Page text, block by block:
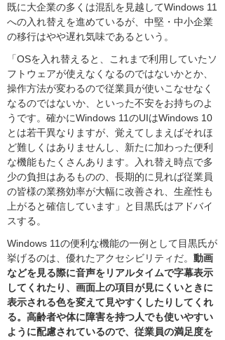
既に大企業の多くは混乱を見越してWindows 11
への入れ替えを進めているが、中堅・中小企業
の移行はやや遅れ気味であるという。
「OSを入れ替えると、これまで利用していたソ
フトウェアが使えなくなるのではないかとか、
操作方法が変わるので従業員が使いこなせなく
なるのではないか、といった不安をお持ちのよ
うです。確かにWindows 11のUIはWindows 10
とは若干異なりますが、覚えてしまえばそれほ
ど難しくはありませんし、新たに加わった便利
な機能もたくさんあります。入れ替え時点で多
少の負担はあるものの、長期的に見れば従業員
の皆様の業務効率が大幅に改善され、生産性も
上がると確信しています」と目黒氏はアドバイ
スする。
Windows 11の便利な機能の一例として目黒氏が
挙げるのは、優れたアクセシビリティだ。 動画
などを見る際に音声をリアルタイムで字幕表示
してくれたり、画面上の項目が見にくいときに
表示される色を変えて見やすくしたりしてくれ
る。高齢者や体に障害を持つ人でも使いやすい
ように配慮されているので、従業員の満足度を